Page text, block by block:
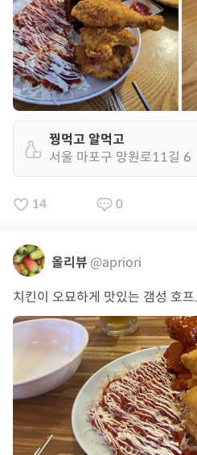
꿩먹고 알먹고
서울 마포구 망원로11길 6
14 0
올리뷰 @apriori
치킨이 오묘하게 맛있는 갬성 호프.